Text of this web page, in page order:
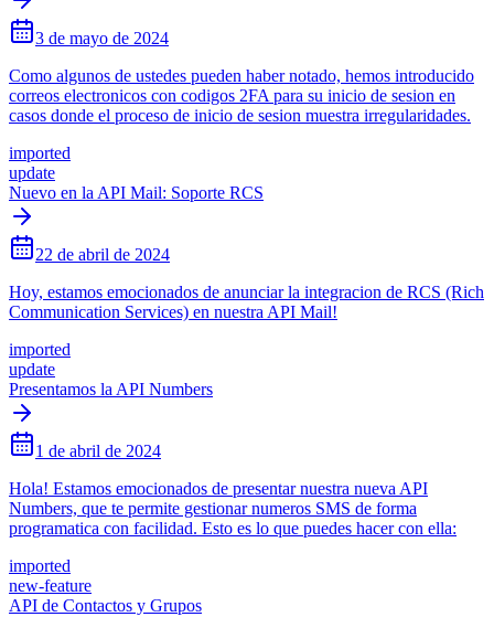
3 de mayo de 2024
Como algunos de ustedes pueden haber notado, hemos introducido
correos electronicos con codigos 2FA para su inicio de sesion en
casos donde el proceso de inicio de sesion muestra irregularidades.
imported
update
Nuevo en la API Mail: Soporte RCS
22 de abril de 2024
Hoy, estamos emocionados de anunciar la integracion de RCS (Rich
Communication Services) en nuestra API Mail!
imported
update
Presentamos la API Numbers
1 de abril de 2024
Hola! Estamos emocionados de presentar nuestra nueva API
Numbers, que te permite gestionar numeros SMS de forma
programatica con facilidad. Esto es lo que puedes hacer con ella:
imported
new-feature
API de Contactos y Grupos